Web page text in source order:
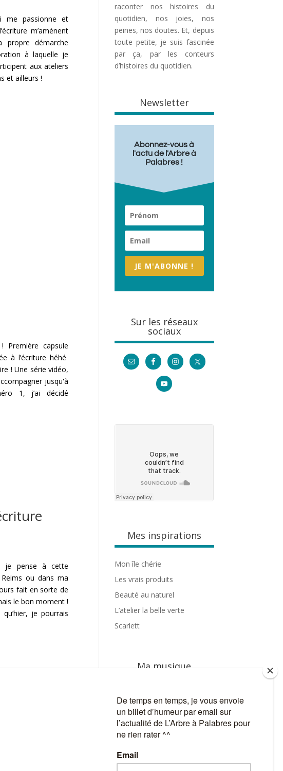
me passionne et
m’amènent
démarche
à laquelle je
aux ateliers
et ailleurs !
Première capsule
à l’écriture héhé
! Une série vidéo,
jusqu'à
1, j’ai décidé
je pense à cette
ou dans ma
fait en sorte de
le bon moment !
je pourrais
raconter nos histoires du
quotidien, nos joies, nos
peines, nos doutes. Et, depuis
toute petite, je suis fascinée
par ça, par les conteurs
d’histoires du quotidien.
Newsletter
Abonnez-vous à
l'actu de l'Arbre à
Palabres !
JE M'ABONNE !
Sur les réseaux
sociaux
Mes inspirations
Mon île chérie
Les vrais produits
Beauté au naturel
L’atelier la belle verte
Scarlett
Ma musique
C’mon talk
Funambule